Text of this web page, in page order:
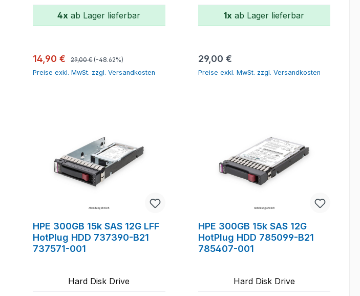
4x ab Lager lieferbar
Verkaufspreis:
14,90 € Regulärer Preis:
29,00 € (-48.62%)
Preise exkl. MwSt. zzgl. Versandkosten
1x ab Lager lieferbar
Regulärer Preis:
29,00 €
Preise exkl. MwSt. zzgl. Versandkosten
HPE 300GB 15k SAS 12G LFF
HotPlug HDD 737390-B21
737571-001
Hard Disk Drive
HPE 300GB 15k SAS 12G
HotPlug HDD 785099-B21
785407-001
Hard Disk Drive